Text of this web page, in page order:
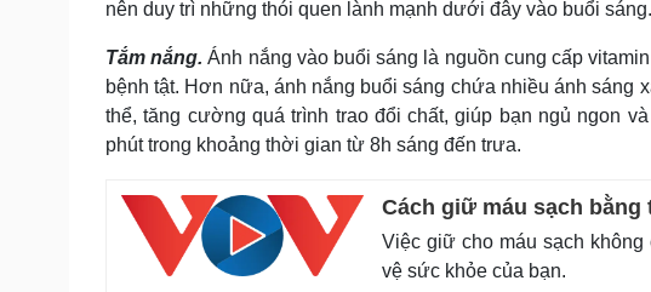
Hậu
Sức khỏe
Dinh dưỡng - món ngon
Cây thuốc
Nhi khoa
Nam khoa
Làm đẹp - giảm cân
Phòng mạch online
Đời sống
Nhà đẹp
Blog
Văn
Sân
Di sản
nên duy trì những thói quen lành mạnh dưới đây vào buổi sáng.
Tắm nắng. Ánh nắng vào buổi sáng là nguồn cung cấp
bệnh tật. Hơn nữa, ánh nắng buổi sáng chứa nhiều ánh sáng
thể, tăng cường quá trình trao đổi chất, giúp bạn ngủ ngon
phút trong khoảng thời gian từ 8h sáng đến trưa.
Cách giữ máu sạch bằng
Việc giữ cho máu sạch
vệ sức khỏe của bạn.